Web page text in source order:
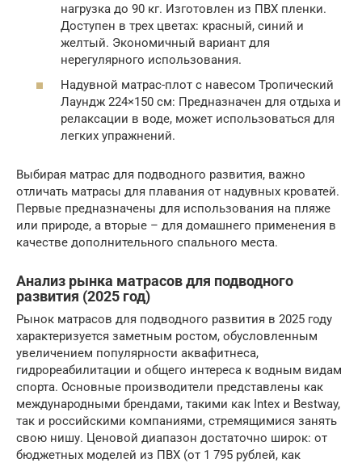
нагрузка до 90 кг. Изготовлен из ПВХ пленки.
Доступен в трех цветах: красный, синий и
желтый. Экономичный вариант для
нерегулярного использования.
Надувной матрас-плот с навесом Тропический
Лаундж 224×150 см: Предназначен для отдыха и
релаксации в воде, может использоваться для
легких упражнений.
Выбирая матрас для подводного развития, важно
отличать матрасы для плавания от надувных кроватей.
Первые предназначены для использования на пляже
или природе, а вторые – для домашнего применения в
качестве дополнительного спального места.
Анализ рынка матрасов для подводного
развития (2025 год)
Рынок матрасов для подводного развития в 2025 году
характеризуется заметным ростом, обусловленным
увеличением популярности аквафитнеса,
гидрореабилитации и общего интереса к водным видам
спорта. Основные производители представлены как
международными брендами, такими как Intex и Bestway,
так и российскими компаниями, стремящимися занять
свою нишу. Ценовой диапазон достаточно широк: от
бюджетных моделей из ПВХ (от 1 795 рублей, как